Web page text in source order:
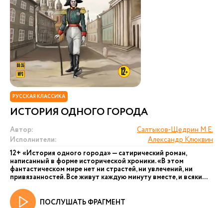
РУССКАЯ КЛАССИКА
ИСТОРИЯ ОДНОГО ГОРОДА
Автор:
Салтыков-Щедрин М.Е.
Исполнители:
Александр Клюквин
12+ «История одного города» — сатирический роман,
написанный в форме исторической хроники. «В этом
фантастическом мире нет ни страстей, ни увлечений, ни
привязанностей. Все живут каждую минуту вместе, и всяки...
ПОСЛУШАТЬ ФРАГМЕНТ